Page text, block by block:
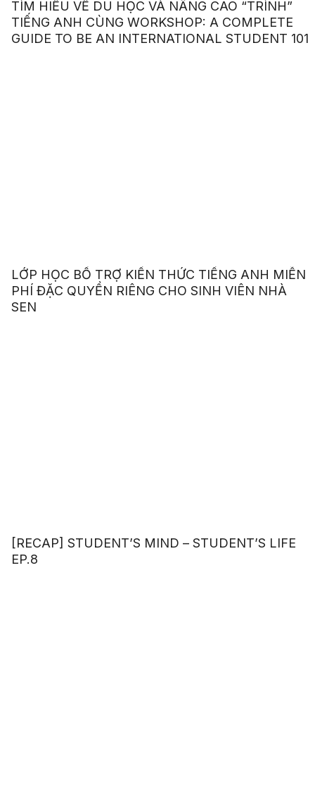
TÌM HIỂU VỀ DU HỌC VÀ NÂNG CAO “TRÌNH”
TIẾNG ANH CÙNG WORKSHOP: A COMPLETE
GUIDE TO BE AN INTERNATIONAL STUDENT 101
LỚP HỌC BỔ TRỢ KIẾN THỨC TIẾNG ANH MIỄN
PHÍ ĐẶC QUYỀN RIÊNG CHO SINH VIÊN NHÀ
SEN
[RECAP] STUDENT’S MIND – STUDENT’S LIFE
EP.8